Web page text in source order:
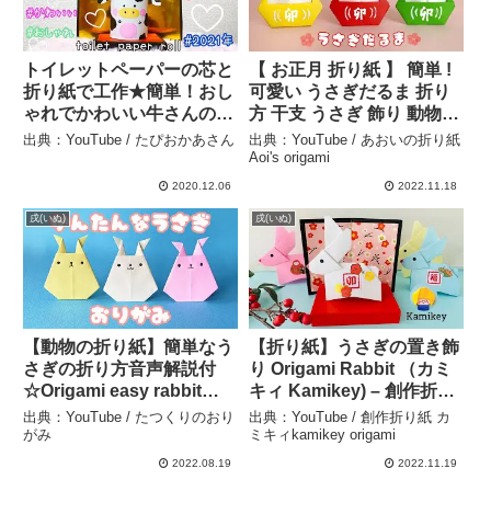
トイレットペーパーの芯と
折り紙で工作★簡単！おし
ゃれでかわいい牛さんの作
り方★お正月の飾りに♪干
をしよう♪ zodiac New
たぴおかあさん
出典：YouTube / たぴおかあさん
2020.12.06
【 お正月 折り紙 】 簡単 !
可愛い うさぎだるま 折り
方 干支 うさぎ 飾り 動物
Origami Rabbit Daruma –
あおいの折り紙 Aoi’s
出典：YouTube / あおいの折り紙
Aoi's origami
2022.11.18
戌(いぬ)
【動物の折り紙】簡単なう
さぎの折り方音声解説付
☆Origami easy rabbit
tutorial/お月見・干支/たつ
くり – たつくりのおりがみ
出典：YouTube / たつくりのおり
がみ
2022.08.19
戌(いぬ)
【折り紙】うさぎの置き飾
り Origami Rabbit （カミ
キィ Kamikey) – 創作折り
紙 カミキィkamikey
origami
出典：YouTube / 創作折り紙 カ
ミキィkamikey origami
2022.11.19